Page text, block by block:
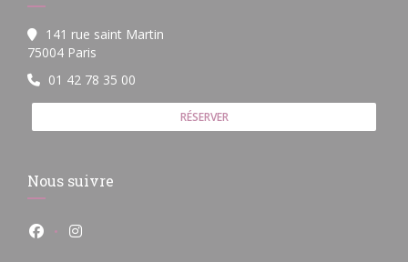
141 rue saint Martin
75004 Paris
01 42 78 35 00
RÉSERVER
Nous suivre
Facebook ((ouvre une nouvelle fenêtre))
Instagram ((ouvre une nouvelle fenêtre))